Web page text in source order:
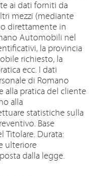
ai dati forniti da
mezzi (mediante
direttamente in
Automobili nel
la provincia
richiesto, la
ecc. I dati
di Romano
alla pratica del cliente
alla
statistiche sulla
Base
Titolare. Durata:
ulteriore
dalla legge.